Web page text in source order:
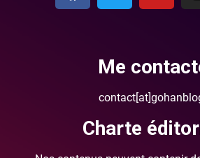
Me
Charte